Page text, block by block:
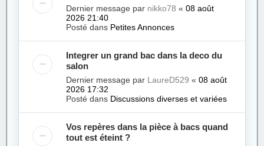
Dernier message par nikko78 «08 août
2026 21:40
Posté dans Petites Annonces
Integrer un grand bac dans la deco du
salon
Dernier message par LaureD529 «08 août
2026 17:32
Posté dans Discussions diverses et variées
Vos repères dans la pièce à bacs quand
tout est éteint ?